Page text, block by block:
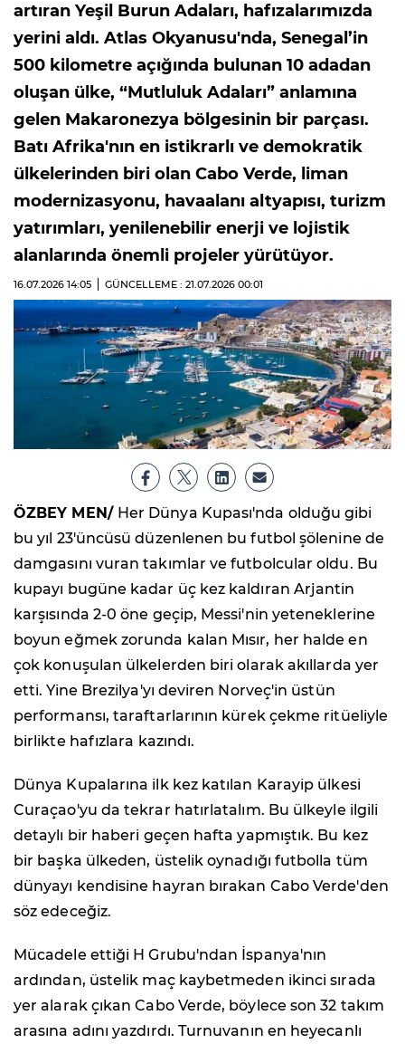
artıran Yeşil Burun Adaları, hafızalarımızda
yerini aldı. Atlas Okyanusu'nda, Senegal’in
500 kilometre açığında bulunan 10 adadan
oluşan ülke, “Mutluluk Adaları” anlamına
gelen Makaronezya bölgesinin bir parçası.
Batı Afrika'nın en istikrarlı ve demokratik
ülkelerinden biri olan Cabo Verde, liman
modernizasyonu, havaalanı altyapısı, turizm
yatırımları, yenilenebilir enerji ve lojistik
alanlarında önemli projeler yürütüyor.
16.07.2026 14:05 GÜNCELLEME : 21.07.2026 00:01
ÖZBEY MEN/ Her Dünya Kupası'nda olduğu gibi
bu yıl 23'üncüsü düzenlenen bu futbol şölenine de
damgasını vuran takımlar ve futbolcular oldu. Bu
kupayı bugüne kadar üç kez kaldıran Arjantin
karşısında 2-0 öne geçip, Messi'nin yeteneklerine
boyun eğmek zorunda kalan Mısır, her halde en
çok konuşulan ülkelerden biri olarak akıllarda yer
etti. Yine Brezilya'yı deviren Norveç'in üstün
performansı, taraftarlarının kürek çekme ritüeliyle
birlikte hafızlara kazındı.
Dünya Kupalarına ilk kez katılan Karayip ülkesi
Curaçao'yu da tekrar hatırlatalım. Bu ülkeyle ilgili
detaylı bir haberi geçen hafta yapmıştık. Bu kez
bir başka ülkeden, üstelik oynadığı futbolla tüm
dünyayı kendisine hayran bırakan Cabo Verde'den
söz edeceğiz.
Mücadele ettiği H Grubu'ndan İspanya'nın
ardından, üstelik maç kaybetmeden ikinci sırada
yer alarak çıkan Cabo Verde, böylece son 32 takım
arasına adını yazdırdı. Turnuvanın en heyecanlı